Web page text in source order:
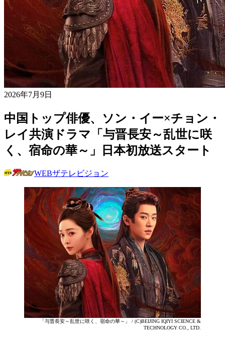
2026年7月9日
中国トップ俳優、ソン・イー×チョン・
レイ共演ドラマ「与晋長安～乱世に咲
く、宿命の華～」日本初放送スタート
WEBザテレビジョン
「与晋長安～乱世に咲く、宿命の華～」 / (C)BEIJING IQIYI SCIENCE &
TECHNOLOGY CO., LTD.